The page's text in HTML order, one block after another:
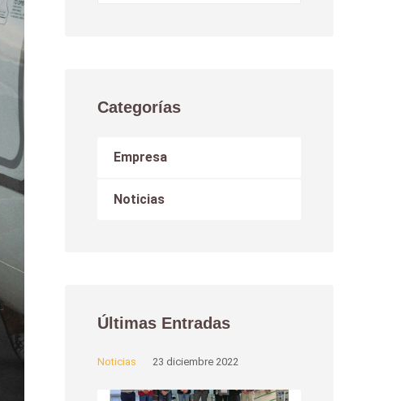
Categorías
Empresa
Noticias
Últimas Entradas
Noticias 23 diciembre 2022